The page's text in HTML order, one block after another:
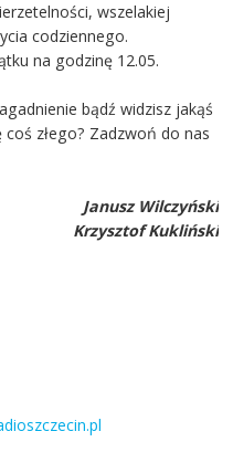
wszelakiej
codziennego.
na godzinę 12.05.
bądź widzisz jakąś
złego? Zadzwoń do nas
Janusz Wilczyński
Krzysztof Kukliński